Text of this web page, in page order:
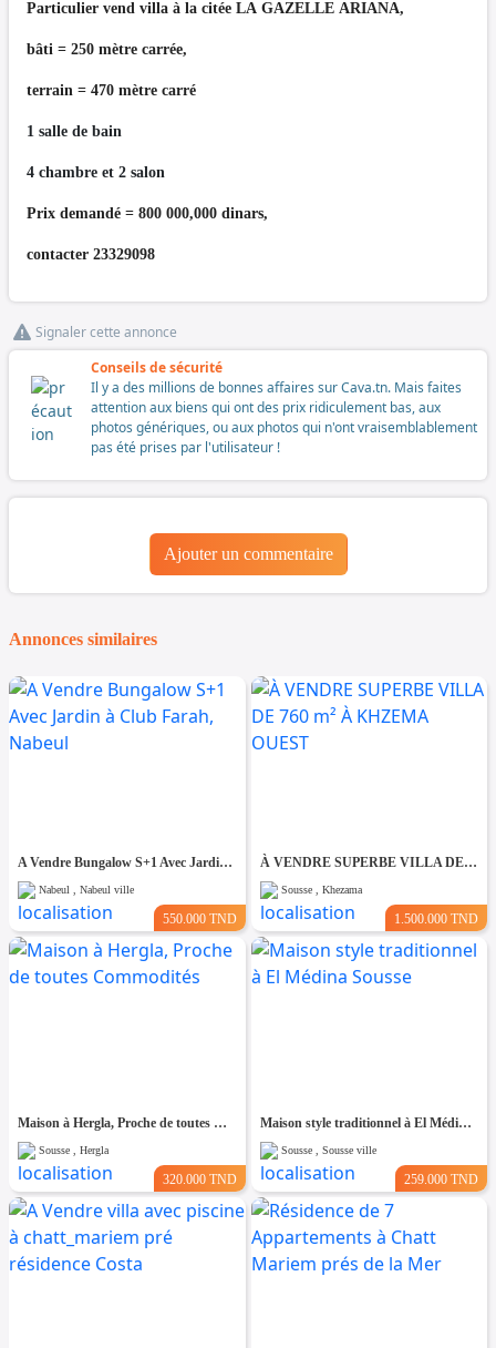
Particulier vend villa à la citée LA GAZELLE ARIANA,
bâti = 250 mètre carrée,
terrain = 470 mètre carré
1 salle de bain
4 chambre et 2 salon
Prix demandé = 800 000,000 dinars,
contacter 23329098
Signaler cette annonce
Conseils de sécurité
Il y a des millions de bonnes affaires sur Cava.tn. Mais faites
attention aux biens qui ont des prix ridiculement bas, aux
photos génériques, ou aux photos qui n'ont vraisemblablement
pas été prises par l'utilisateur !
Ajouter un commentaire
Annonces similaires
A Vendre Bungalow S+1 Avec Jardin à Club Farah, Nabeul
Nabeul , Nabeul ville
550.000 TND
À VENDRE SUPERBE VILLA DE 760 m² À KHZEMA OUEST
Sousse , Khezama
1.500.000 TND
Maison à Hergla, Proche de toutes Commodités
Sousse , Hergla
320.000 TND
Maison style traditionnel à El Médina Sousse
Sousse , Sousse ville
259.000 TND